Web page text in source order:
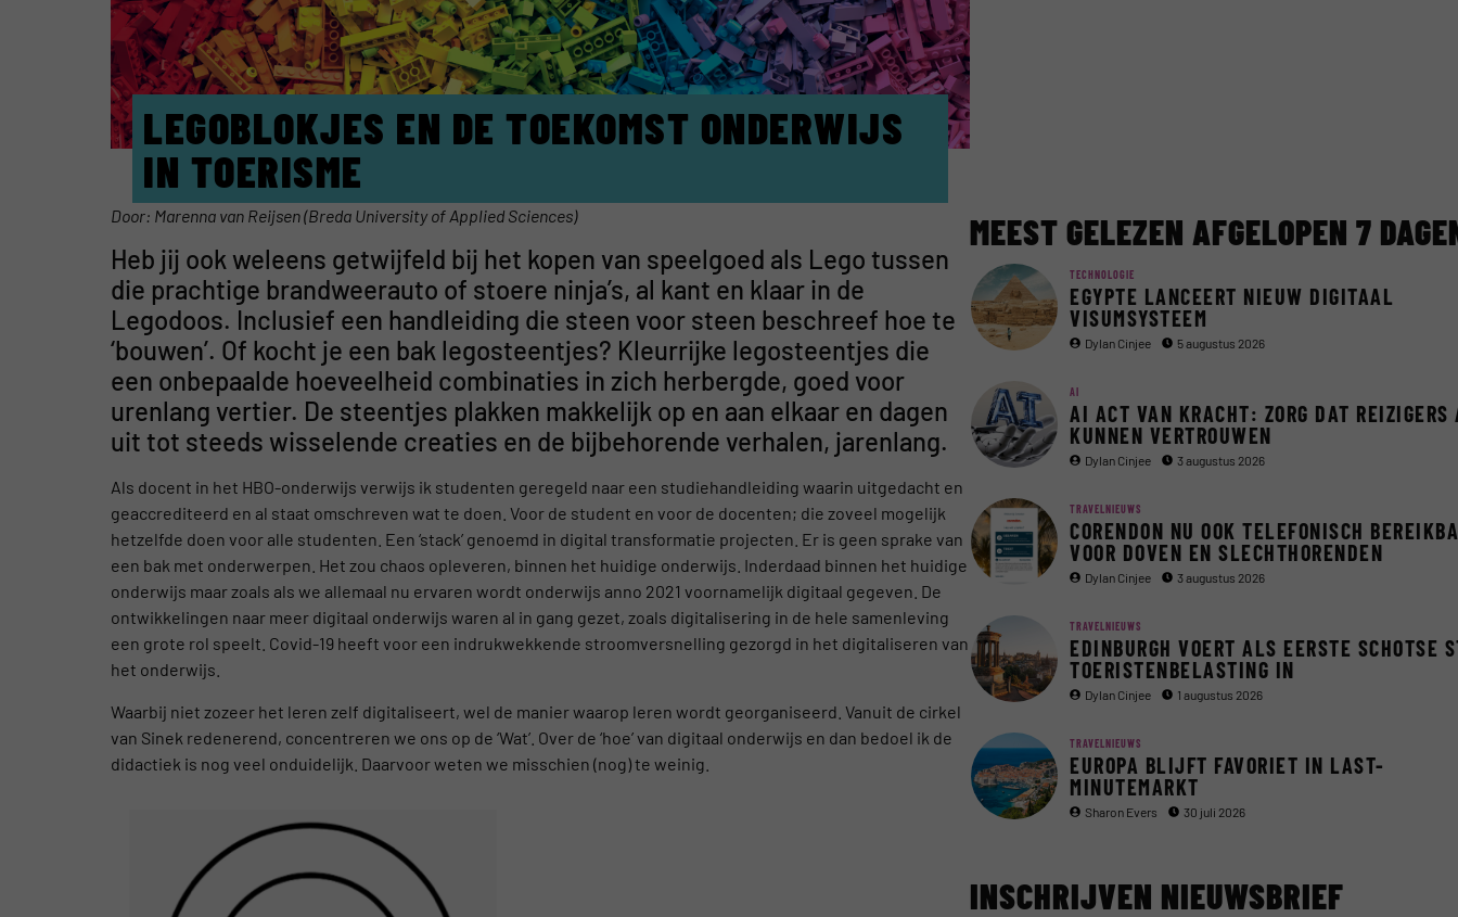
LEGOBLOKJES EN DE TOEKOMST ONDERWIJS
IN TOERISME
Door: Marenna van Reijsen (Breda University of Applied Sciences)
Heb jij ook weleens getwijfeld bij het kopen van speelgoed als Lego tussen
die prachtige brandweerauto of stoere ninja’s, al kant en klaar in de
Legodoos. Inclusief een handleiding die steen voor steen beschreef hoe te
‘bouwen’. Of kocht je een bak legosteentjes? Kleurrijke legosteentjes die
een onbepaalde hoeveelheid combinaties in zich herbergde, goed voor
urenlang vertier. De steentjes plakken makkelijk op en aan elkaar en dagen
uit tot steeds wisselende creaties en de bijbehorende verhalen, jarenlang.
Als docent in het HBO-onderwijs verwijs ik studenten geregeld naar een studiehandleiding waarin uitgedacht en
geaccrediteerd en al staat omschreven wat te doen. Voor de student en voor de docenten; die zoveel mogelijk
hetzelfde doen voor alle studenten. Een ‘stack’ genoemd in digital transformatie projecten. Er is geen sprake van
een bak met onderwerpen. Het zou chaos opleveren, binnen het huidige onderwijs. Inderdaad binnen het huidige
onderwijs maar zoals als we allemaal nu ervaren wordt onderwijs anno 2021 voornamelijk digitaal gegeven. De
ontwikkelingen naar meer digitaal onderwijs waren al in gang gezet, zoals digitalisering in de hele samenleving
een grote rol speelt. Covid-19 heeft voor een indrukwekkende stroomversnelling gezorgd in het digitaliseren van
het onderwijs.
Waarbij niet zozeer het leren zelf digitaliseert, wel de manier waarop leren wordt georganiseerd. Vanuit de cirkel
van Sinek redenerend, concentreren we ons op de ‘Wat’. Over de ‘hoe’ van digitaal onderwijs en dan bedoel ik de
didactiek is nog veel onduidelijk. Daarvoor weten we misschien (nog) te weinig.
MEEST GELEZEN AFGELOPEN 7
TECHNOLOGIE
EGYPTE LANCEERT NIEUW DIGITAAL
VISUMSYSTEEM
Dylan Cinjee 5 augustus 2026
AI
AI ACT VAN KRACHT: ZORG DAT REIZIGERS
KUNNEN VERTROUWEN
Dylan Cinjee 3 augustus 2026
TRAVELNIEUWS
CORENDON NU OOK TELEFONISCH
VOOR DOVEN EN SLECHTHORENDEN
Dylan Cinjee 3 augustus 2026
TRAVELNIEUWS
EDINBURGH VOERT ALS EERSTE SCHOTSE
TOERISTENBELASTING IN
Dylan Cinjee 1 augustus 2026
TRAVELNIEUWS
EUROPA BLIJFT FAVORIET IN LAST-
MINUTEMARKT
Sharon Evers 30 juli 2026
INSCHRIJVEN NIEUWSBRIEF